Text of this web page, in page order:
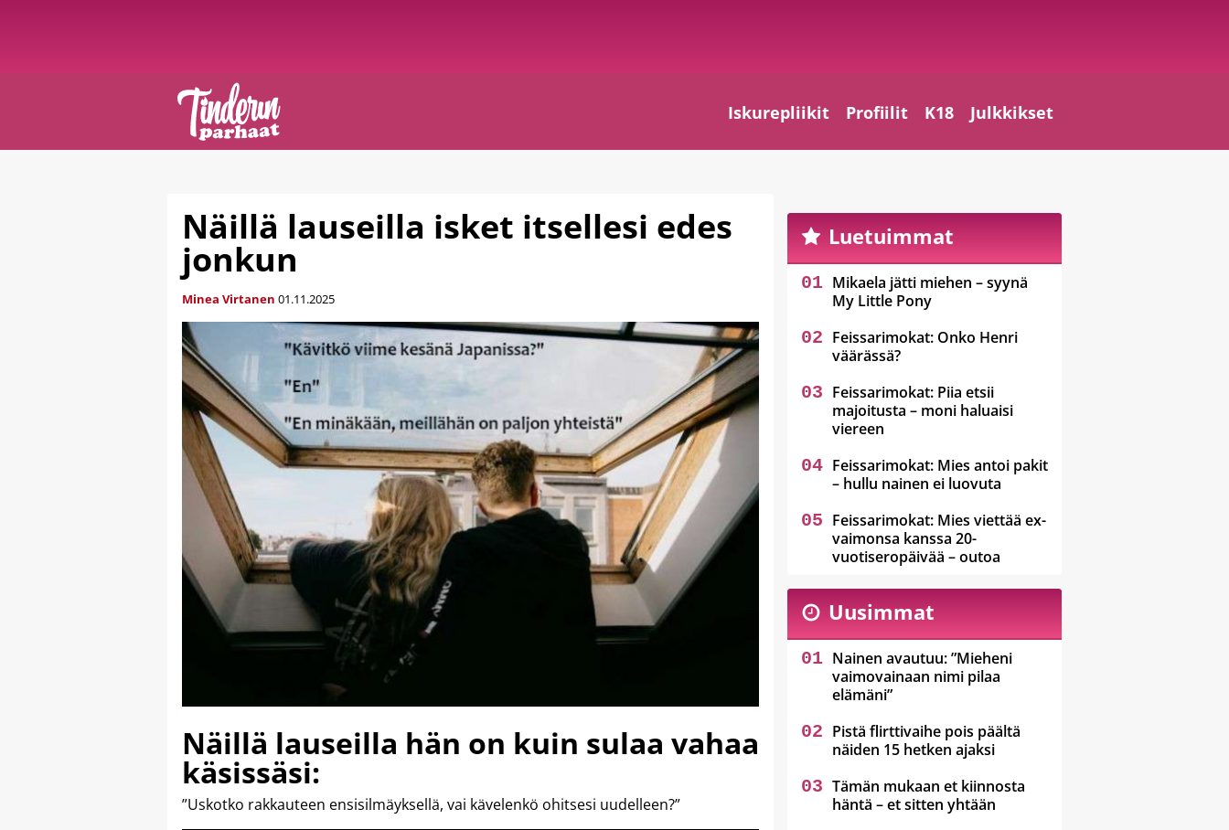
Iskurepliikit Profiilit K18 Julkkikset
Näillä lauseilla isket itsellesi edes
jonkun
Minea Virtanen 01.11.2025
Näillä lauseilla hän on kuin sulaa vahaa
käsissäsi:
”Uskotko rakkauteen ensisilmäyksellä, vai kävelenkö ohitsesi uudelleen?”
Luetuimmat
Mikaela jätti miehen – syynä
My Little Pony
Feissarimokat: Onko Henri
väärässä?
Feissarimokat: Piia etsii
majoitusta – moni haluaisi
viereen
Feissarimokat: Mies antoi pakit
– hullu nainen ei luovuta
Feissarimokat: Mies viettää ex-
vaimonsa kanssa 20-
vuotiseropäivää – outoa
Uusimmat
Nainen avautuu: ”Mieheni
vaimovainaan nimi pilaa
elämäni”
Pistä flirttivaihe pois päältä
näiden 15 hetken ajaksi
Tämän mukaan et kiinnosta
häntä – et sitten yhtään